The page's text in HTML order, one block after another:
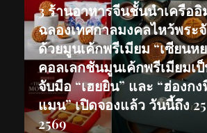
3 ร้านอาหารจีนชั้นนำเครือ
ฉลองเทศกาลมงคลไหว้พระ
ด้วยมูนเค้กพรีเมียม “เซียนห
คอลเลกชันมูนเค้กพรีเมียมเ
จับมือ “เฮยยิน” และ “ฮ่องก
แมน” เปิดจองแล้ว วันนี้ถึง
2569